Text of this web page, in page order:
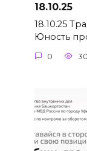
18.10.25
18.10.25
Юность
0